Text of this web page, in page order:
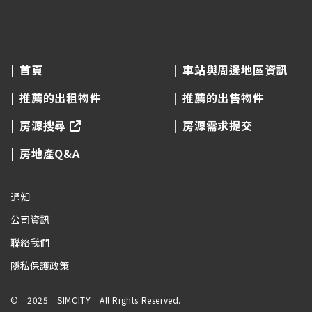
首頁
車站與周邊地區資訊
推薦的出租物件
推薦的出售物件
房源搜尋
房源需求提交
房地產Q&A
通知
公司資訊
聯絡我們
隱私保護政策
© 2025 SIMCITY All Rights Reserved.